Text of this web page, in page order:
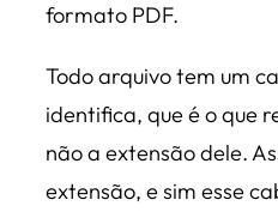
formato PDF.
Todo arquivo tem um
identifica, que é o que
não a extensão dele.
extensão, e sim esse